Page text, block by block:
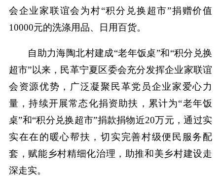
会企业家联谊会为村“积分兑换超市”捐赠价值
10000元的洗涤用品、日用百货。
自助力海陶北村建成“老年饭桌”和“积分兑换
超市”以来，民革宁夏区委会充分发挥企业家联谊
会资源优势，广泛凝聚民革党员企业家爱心力
量，持续开展常态化捐资助扶，累计为“老年饭
桌”和“积分兑换超市”捐款捐物近20万元，通过实
实在在的暖心帮扶，切实完善村级便民服务配
套，赋能乡村精细化治理，助推和美乡村建设走
深走实。